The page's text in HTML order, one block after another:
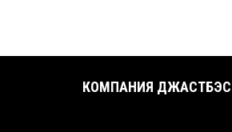
КОМПАНИЯ